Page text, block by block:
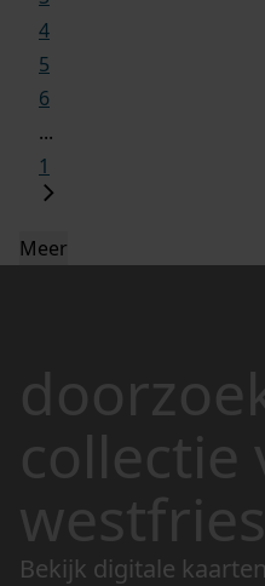
4
5
6
...
1
Meer
collectie
Bekijk digitale